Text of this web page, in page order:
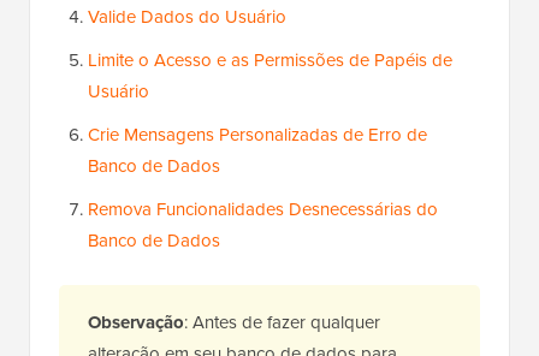
Valide Dados do Usuário
Limite o Acesso e as Permissões de Papéis de
Usuário
Crie Mensagens Personalizadas de Erro de
Banco de Dados
Remova Funcionalidades Desnecessárias do
Banco de Dados
Observação: Antes de fazer qualquer